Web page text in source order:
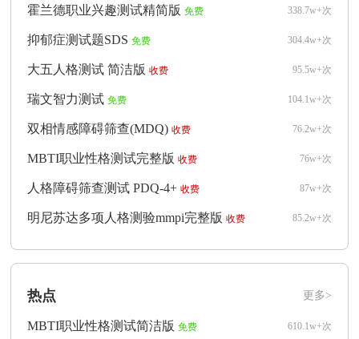
338.7w+次
霍兰德职业兴趣测试精简版 免费
304.4w+次
抑郁症测试题SDS 免费
95.5w+次
大五人格测试 简洁版 收费
104.1w+次
瑞文智力测试 免费
76.2w+次
双相情感障碍筛查(MDQ) 收费
76w+次
MBTI职业性格测试完整版 收费
87w+次
人格障碍筛查测试 PDQ-4+ 收费
85.2w+次
明尼苏达多项人格测验mmpi完整版 收费
更多>
热点
610.1w+次
MBTI职业性格测试简洁版 免费